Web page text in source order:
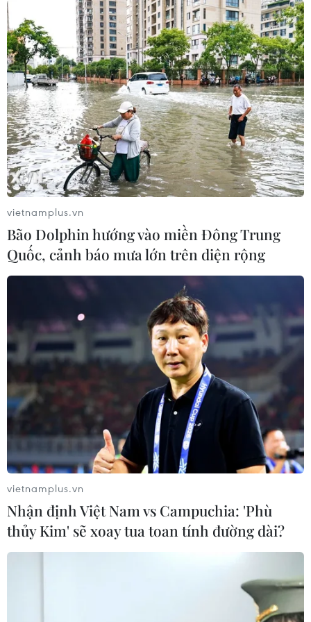
vietnamplus.vn
Bão Dolphin hướng vào miền Đông Trung
Quốc, cảnh báo mưa lớn trên diện rộng
vietnamplus.vn
Nhận định Việt Nam vs Campuchia: 'Phù
thủy Kim' sẽ xoay tua toan tính đường dài?